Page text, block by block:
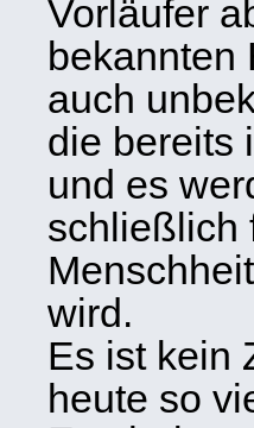
Vorläufer
bekannten
auch
die bereits
und es
schließlich
wird.
Es ist kein
heute so